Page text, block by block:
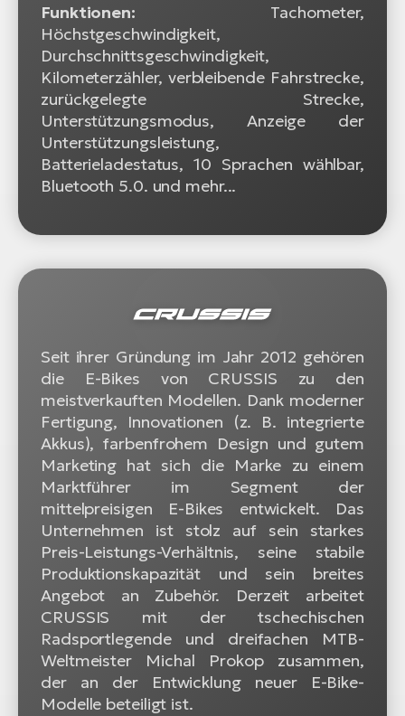
Funktionen: Tachometer,
Höchstgeschwindigkeit,
Durchschnittsgeschwindigkeit,
Kilometerzähler, verbleibende Fahrstrecke,
zurückgelegte Strecke,
Unterstützungsmodus, Anzeige der
Unterstützungsleistung,
Batterieladestatus, 10 Sprachen wählbar,
Bluetooth 5.0. und mehr...
Seit ihrer Gründung im Jahr 2012 gehören
die E-Bikes von CRUSSIS zu den
meistverkauften Modellen. Dank moderner
Fertigung, Innovationen (z. B. integrierte
Akkus), farbenfrohem Design und gutem
Marketing hat sich die Marke zu einem
Marktführer im Segment der
mittelpreisigen E-Bikes entwickelt. Das
Unternehmen ist stolz auf sein starkes
Preis-Leistungs-Verhältnis, seine stabile
Produktionskapazität und sein breites
Angebot an Zubehör. Derzeit arbeitet
CRUSSIS mit der tschechischen
Radsportlegende und dreifachen MTB-
Weltmeister Michal Prokop zusammen,
der an der Entwicklung neuer E-Bike-
Modelle beteiligt ist.